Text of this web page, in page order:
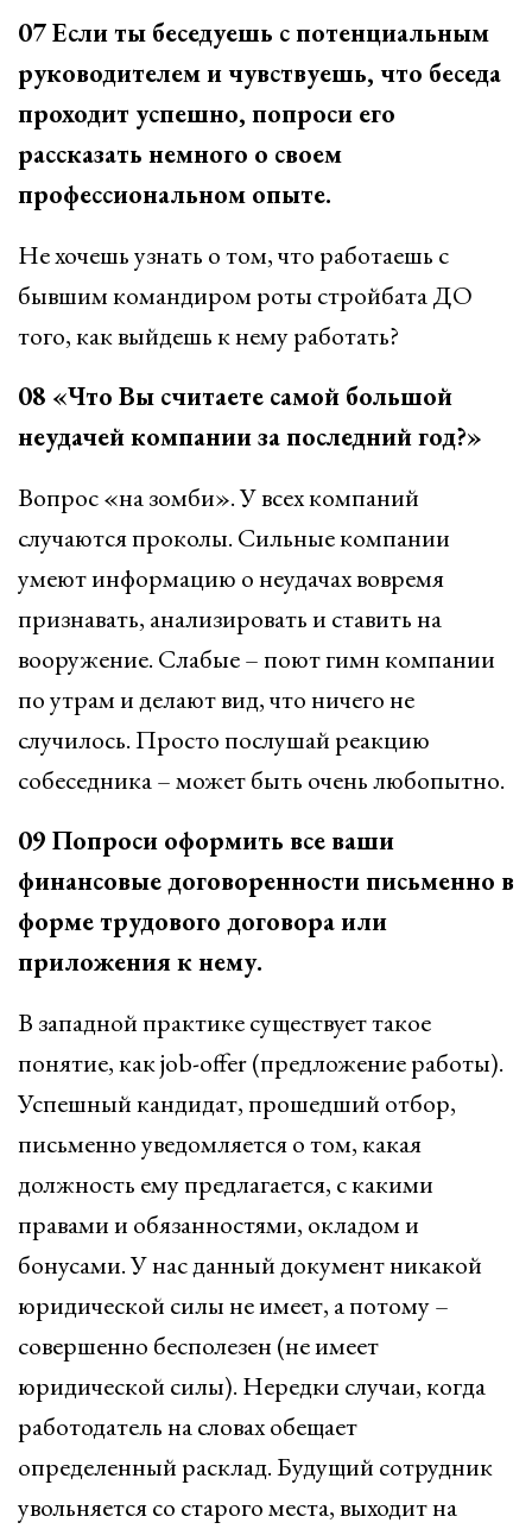
07 Если ты беседуешь с потенциальным
руководителем и чувствуешь, что беседа
проходит успешно, попроси его
рассказать немного о своем
профессиональном опыте.
Не хочешь узнать о том, что работаешь с
бывшим командиром роты стройбата ДО
того, как выйдешь к нему работать?
08 «Что Вы считаете самой большой
неудачей компании за последний год?»
Вопрос «на зомби». У всех компаний
случаются проколы. Сильные компании
умеют информацию о неудачах вовремя
признавать, анализировать и ставить на
вооружение. Слабые – поют гимн компании
по утрам и делают вид, что ничего не
случилось. Просто послушай реакцию
собеседника – может быть очень любопытно.
09 Попроси оформить все ваши
финансовые договоренности письменно в
форме трудового договора или
приложения к нему.
В западной практике существует такое
понятие, как job-offer (предложение работы).
Успешный кандидат, прошедший отбор,
письменно уведомляется о том, какая
должность ему предлагается, с какими
правами и обязанностями, окладом и
бонусами. У нас данный документ никакой
юридической силы не имеет, а потому –
совершенно бесполезен (не имеет
юридической силы). Нередки случаи, когда
работодатель на словах обещает
определенный расклад. Будущий сотрудник
увольняется со старого места, выходит на